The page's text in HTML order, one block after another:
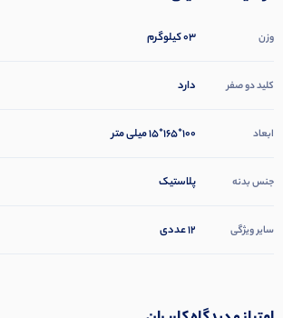
وزن 03 کیلوگرم
کلید دو صفر دارد
ابعاد 100*165*15 میلی متر
جنس بدنه پلاستیک
سایر ویژگی 12 عددی